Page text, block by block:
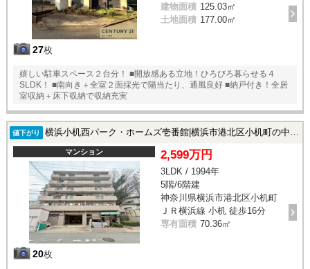
27枚
建物面積 125.03㎡
土地面積 177.00㎡
嬉しい駐車スペース２台分！ ■開放感ある立地！ひろびろ暮らせる４
SLDK！ ■南向き＋全室２面採光で陽当たり、通風良好 ■納戸付き！全居
室収納＋床下収納で収納充実
値下がり 横浜小机西パーク・ホームズ壱番館|横浜市港北区小机町の中古マンション
マンション
20枚
2,599万円
3LDK / 1994年
5階/6階建
神奈川県横浜市港北区小机町
ＪＲ横浜線 小机 徒歩16分
専有面積 70.36㎡